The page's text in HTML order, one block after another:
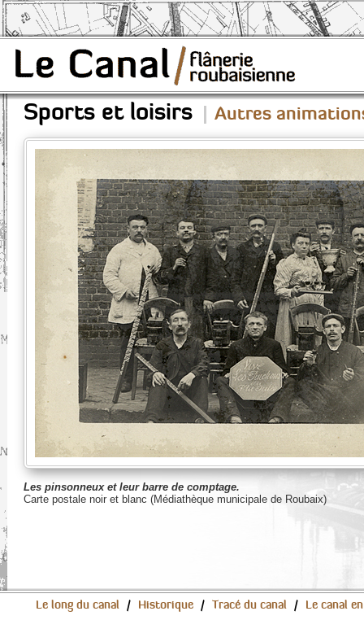
Sports et loisirs Autres
Les pinsonneux et leur barre de comptage.
Carte postale noir et blanc (Médiathèque municipale de Roubaix)
Le long du canal / Historique / Tracé du canal / Le canal